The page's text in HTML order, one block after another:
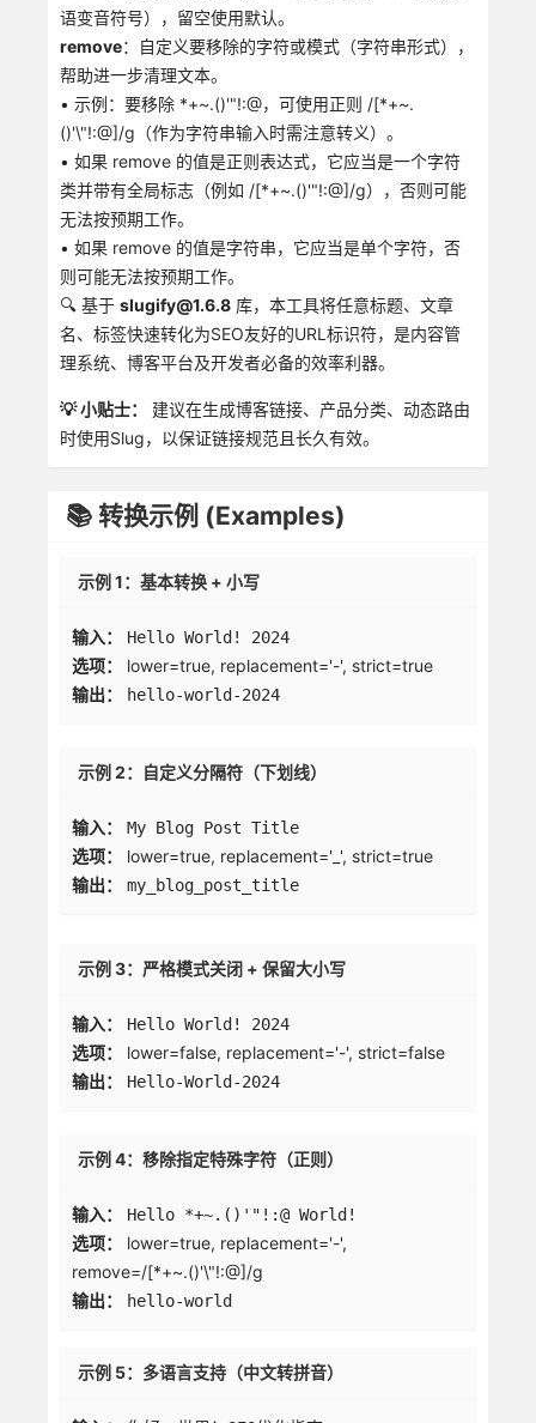
语变音符号），留空使用默认。
remove：自定义要移除的字符或模式（字符串形式），
帮助进一步清理文本。
• 示例：要移除 *+~.()'"!:@，可使用正则 /[*+~.
()'\"!:@]/g（作为字符串输入时需注意转义）。
• 如果 remove 的值是正则表达式，它应当是一个字符
类并带有全局标志（例如 /[*+~.()'"!:@]/g），否则可能
无法按预期工作。
• 如果 remove 的值是字符串，它应当是单个字符，否
则可能无法按预期工作。
🔍 基于 slugify@1.6.8 库，本工具将任意标题、文章
名、标签快速转化为SEO友好的URL标识符，是内容管
理系统、博客平台及开发者必备的效率利器。
💡 小贴士：
建议在生成博客链接、产品分类、动态路由
时使用Slug，以保证链接规范且长久有效。
📚 转换示例 (Examples)
示例 1：基本转换 + 小写
输入： Hello World! 2024
选项：
lower=true, replacement='-', strict=true
输出：
hello-world-2024
示例 2：自定义分隔符（下划线）
输入： My Blog Post Title
选项：
lower=true, replacement='_', strict=true
输出：
my_blog_post_title
示例 3：严格模式关闭 + 保留大小写
输入： Hello World! 2024
选项：
lower=false, replacement='-', strict=false
输出：
Hello-World-2024
示例 4：移除指定特殊字符（正则）
输入： Hello *+~.()'"!:@ World!
选项：
lower=true, replacement='-',
remove=/[*+~.()'\"!:@]/g
输出：
hello-world
示例 5：多语言支持（中文转拼音）